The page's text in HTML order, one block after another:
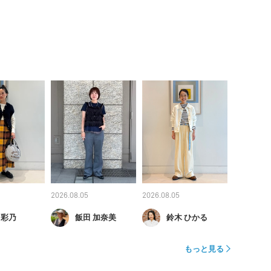
乃
2026.08.05
飯田 加奈美
2026.08.05
鈴木 ひかる
もっと見る